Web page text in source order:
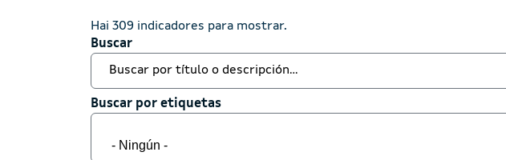
Hai 309 indicadores para mostrar.
Buscar
Buscar
Buscar por etiquetas
Buscar por etiquetas